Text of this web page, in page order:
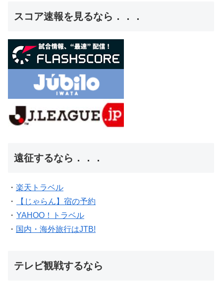
スコア速報を見るなら．．．
遠征するなら．．．
・ 楽天トラベル
・
【じゃらん】宿の予約
・ YAHOO！トラベル
・ 国内・海外旅行はJTB!
テレビ観戦するなら